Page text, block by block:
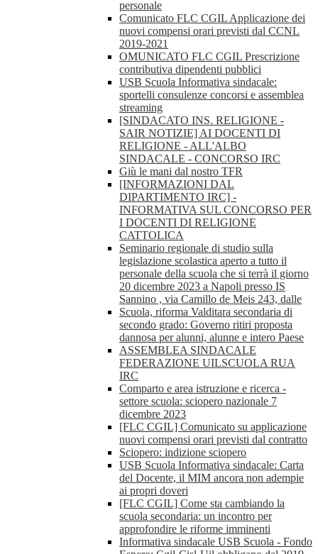
personale
Comunicato FLC CGIL Applicazione dei
nuovi compensi orari previsti dal CCNL
2019-2021
OMUNICATO FLC CGIL Prescrizione
contributiva dipendenti pubblici
USB Scuola Informativa sindacale:
sportelli consulenze concorsi e assemblea
streaming
[SINDACATO INS. RELIGIONE -
SAIR NOTIZIE] AI DOCENTI DI
RELIGIONE - ALL'ALBO
SINDACALE - CONCORSO IRC
Giù le mani dal nostro TFR
[INFORMAZIONI DAL
DIPARTIMENTO IRC] -
INFORMATIVA SUL CONCORSO PER
I DOCENTI DI RELIGIONE
CATTOLICA
Seminario regionale di studio sulla
legislazione scolastica aperto a tutto il
personale della scuola che si terrà il giorno
20 dicembre 2023 a Napoli presso IS
Sannino , via Camillo de Meis 243, dalle
Scuola, riforma Valditara secondaria di
secondo grado: Governo ritiri proposta
dannosa per alunni, alunne e intero Paese
ASSEMBLEA SINDACALE
FEDERAZIONE UILSCUOLA RUA
IRC
Comparto e area istruzione e ricerca -
settore scuola: sciopero nazionale 7
dicembre 2023
[FLC CGIL] Comunicato su applicazione
nuovi compensi orari previsti dal contratto
Sciopero: indizione sciopero
USB Scuola Informativa sindacale: Carta
del Docente, il MIM ancora non adempie
ai propri doveri
[FLC CGIL] Come sta cambiando la
scuola secondaria: un incontro per
approfondire le riforme imminenti
Informativa sindacale USB Scuola - Fondo